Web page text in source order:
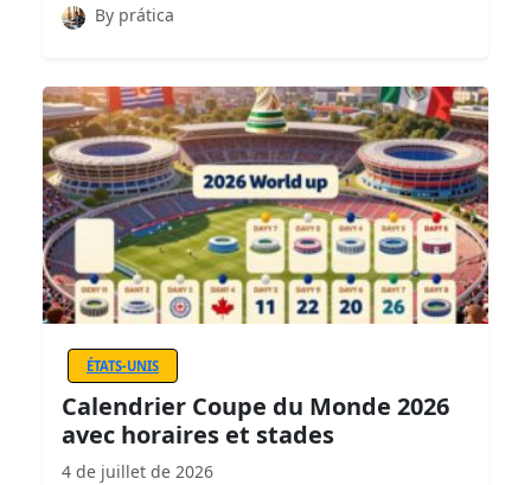
By prática
ÉTATS-UNIS
Calendrier Coupe du Monde 2026
avec horaires et stades
4 de juillet de 2026